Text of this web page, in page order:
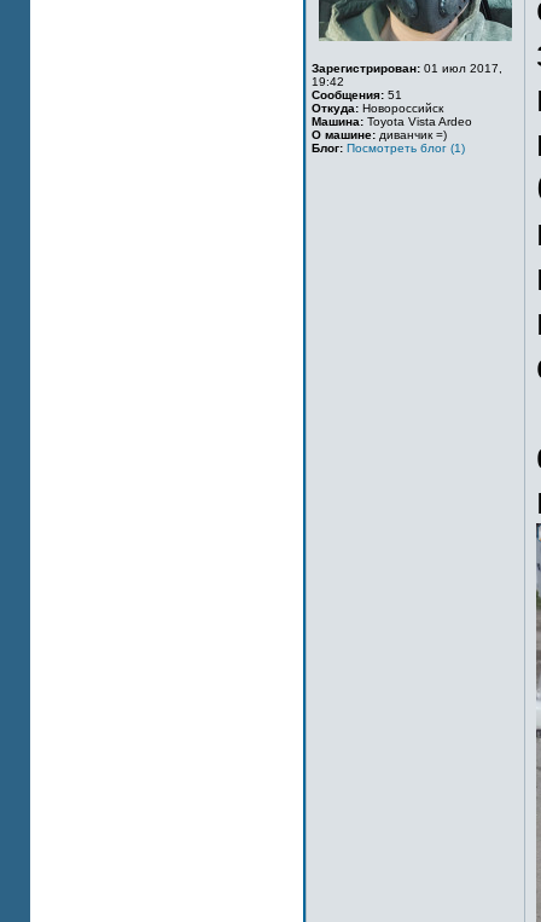
Зарегистрирован: 01 июл 2017,
19:42
Сообщения: 51
Откуда: Новороссийск
Машина: Toyota Vista Ardeo
О машине: диванчик =)
Блог: Посмотреть блог (1)